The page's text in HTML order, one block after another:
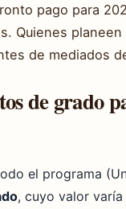
pago para
Quienes
de mediados
de grado
el programa
, cuyo valor